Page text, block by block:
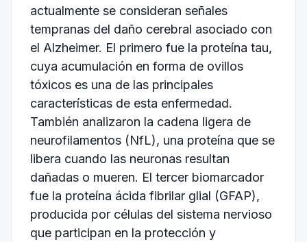
actualmente se consideran señales
tempranas del daño cerebral asociado con
el Alzheimer. El primero fue la proteína tau,
cuya acumulación en forma de ovillos
tóxicos es una de las principales
características de esta enfermedad.
También analizaron la cadena ligera de
neurofilamentos (NfL), una proteína que se
libera cuando las neuronas resultan
dañadas o mueren. El tercer biomarcador
fue la proteína ácida fibrilar glial (GFAP),
producida por células del sistema nervioso
que participan en la protección y